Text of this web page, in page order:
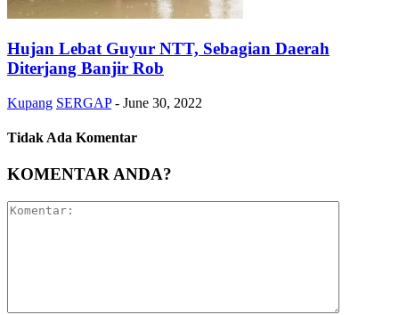
Hujan Lebat Guyur NTT, Sebagian Daerah
Diterjang Banjir Rob
Kupang SERGAP - June 30, 2022
Tidak Ada Komentar
KOMENTAR ANDA?